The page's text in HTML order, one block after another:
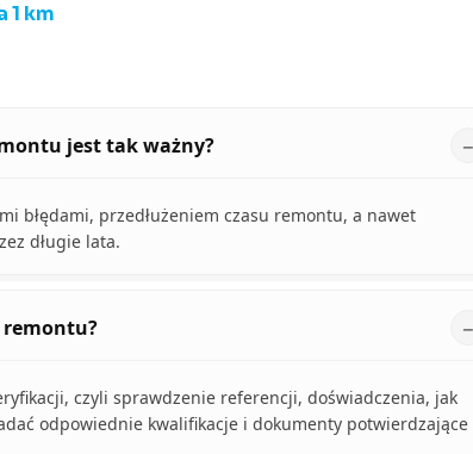
1 km
jest tak ważny?
błędami, przedłużeniem czasu remontu, a nawet
długie lata.
remontu?
czyli sprawdzenie referencji, doświadczenia, jak
odpowiednie kwalifikacje i dokumenty potwierdzające